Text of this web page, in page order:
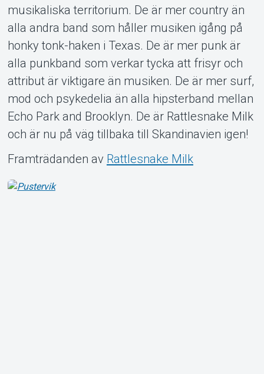
musikaliska territorium. De är mer country än
alla andra band som håller musiken igång på
honky tonk-haken i Texas. De är mer punk är
alla punkband som verkar tycka att frisyr och
attribut är viktigare än musiken. De är mer surf,
mod och psykedelia än alla hipsterband mellan
Echo Park and Brooklyn. De är Rattlesnake Milk
och är nu på väg tillbaka till Skandinavien igen!
Framträdanden av Rattlesnake Milk